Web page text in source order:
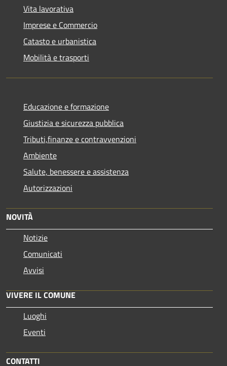
Vita lavorativa
Imprese e Commercio
Catasto e urbanistica
Mobilità e trasporti
Educazione e formazione
Giustizia e sicurezza pubblica
Tributi,finanze e contravvenzioni
Ambiente
Salute, benessere e assistenza
Autorizzazioni
NOVITÀ
Notizie
Comunicati
Avvisi
VIVERE IL COMUNE
Luoghi
Eventi
CONTATTI